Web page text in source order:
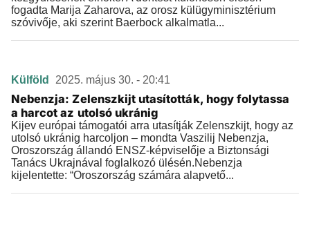
fogadta Marija Zaharova, az orosz külügyminisztérium
szóvivője, aki szerint Baerbock alkalmatla...
Külföld 2025. május 30. - 20:41
Nebenzja: Zelenszkijt utasították, hogy folytassa
a harcot az utolsó ukránig
Kijev európai támogatói arra utasítják Zelenszkijt, hogy az
utolsó ukránig harcoljon – mondta Vaszilij Nebenzja,
Oroszország állandó ENSZ-képviselője a Biztonsági
Tanács Ukrajnával foglalkozó ülésén.Nebenzja
kijelentette: “Oroszország számára alapvető...